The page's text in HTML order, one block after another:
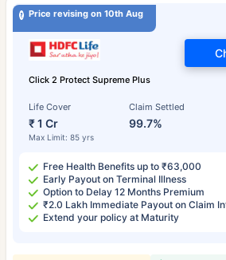
Price revising on 10th Aug
Click 2 Protect Supreme Plus
Life Cover
₹ 1 Cr
Max Limit: 85 yrs
Claim Settled
99.7%
Free Health Benefits up to ₹63,000
Early Payout on Terminal Illness
Option to Delay 12 Months Premium
₹2.0 Lakh Immediate Payout on Claim
Extend your policy at Maturity